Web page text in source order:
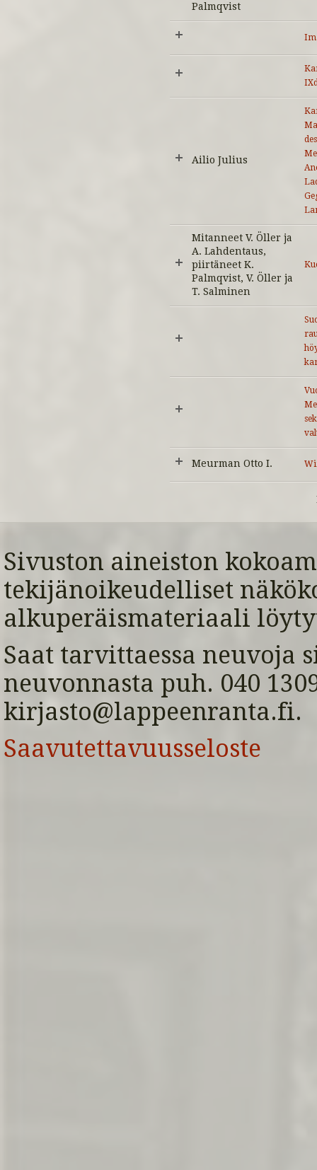
Palmqvist
Ailio Julius
Mitanneet V. Öller ja
A. Lahdentaus,
piirtäneet K.
Palmqvist, V. Öller ja
T. Salminen
Meurman Otto I.
Sivuston aineiston
tekijänoikeudelliset
alkuperäismateriaali
Saat tarvittaessa neuvoja
neuvonnasta puh. 040
kirjasto@lappeenranta.fi.
Saavutettavuusseloste